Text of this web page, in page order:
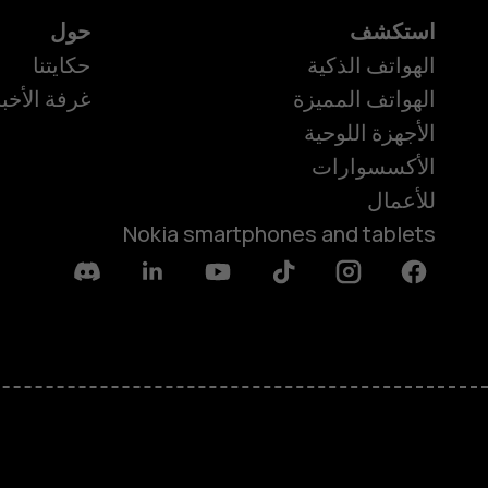
استكشف
الهواتف الذكية
الهواتف المميزة
الأجهزة اللوحية
الأكسسوارات
للأعمال
Nokia smartphones and tablets
حول
حكايتنا
غرفة
Facebook
Instagram
Tiktok
Youtube
Linkedin
Discord